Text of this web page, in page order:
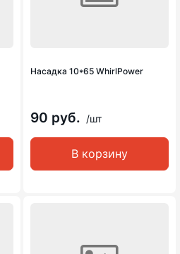
Насадка 10*65 WhirlPower
90 руб. /шт
В корзину